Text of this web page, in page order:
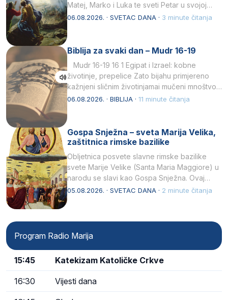
Matej, Marko i Luka te sveti Petar u svojoj
drugoj…
06.08.2026. · SVETAC DANA · 3 minute čitanja
Biblija za svaki dan – Mudr 16-19
Mudr 16-19 16 1 Egipat i Izrael: kobne
životinje, prepelice Zato bijahu primjereno
kažnjeni sličnim životinjamai mučeni mnoštvom
kukaca.2 A narod…
06.08.2026. · BIBLIJA · 11 minute čitanja
Gospa Snježna – sveta Marija Velika,
zaštitnica rimske bazilike
Obljetnica posvete slavne rimske bazilike
svete Marije Velike (Santa Maria Maggiore) u
narodu se slavi kao Gospa Snježna. Ovaj
naziv, Sancta Maria…
05.08.2026. · SVETAC DANA · 2 minute čitanja
Program Radio Marija
15:45 Katekizam Katoličke Crkve
16:30 Vijesti dana